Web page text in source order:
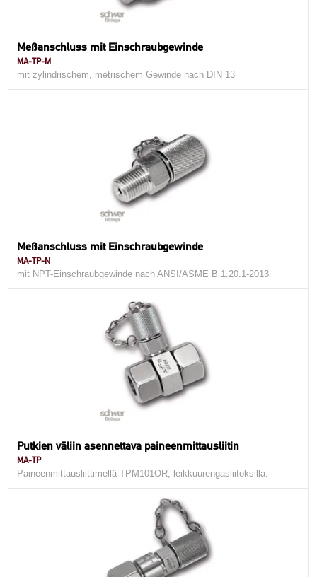
Meßanschluss mit Einschraubgewinde
MA-TP-M
mit zylindrischem, metrischem Gewinde nach DIN 13
Meßanschluss mit Einschraubgewinde
MA-TP-N
mit NPT-Einschraubgewinde nach ANSI/ASME B 1.20.1-2013
Putkien väliin asennettava paineenmittausliitin
MA-TP
Paineenmittausliittimellä TPM101OR, leikkuurengasliitoksilla.